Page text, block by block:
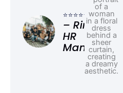
⭐⭐⭐⭐⭐
– Rina,
HR
Manager